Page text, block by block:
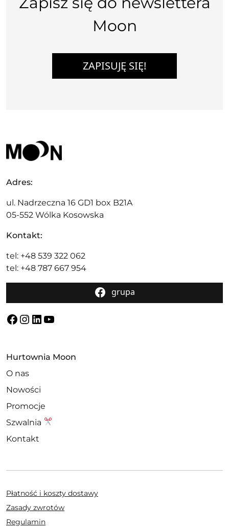
Moon
ZAPISUJĘ SIĘ!
Adres:
ul. Nadrzeczna 16 GD1 box B21A
05-552 Wólka Kosowska
Kontakt:
tel: +48 539 322 062
tel: +48 787 667 954
grupa
Facebook
Instagram
LinkedIn
YouTube
Hurtownia Moon
O nas
Nowości
Promocje
Szwalnia
Kontakt
Płatność i koszty dostawy
Zasady zwrotów
Regulamin